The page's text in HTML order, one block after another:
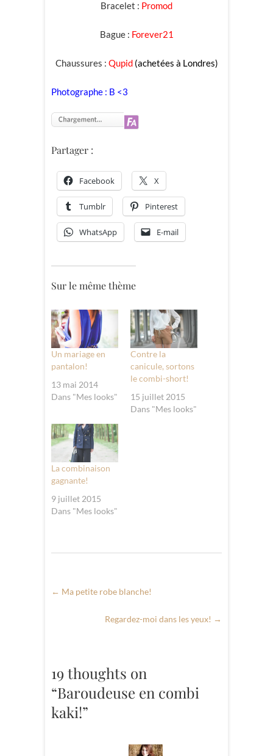
Bracelet : Promod
Bague : Forever21
Chaussures : Qupid (achetées à Londres)
Photographe : B <3
Partager :
Facebook X
Tumblr Pinterest
WhatsApp E-mail
Sur le même thème
Un mariage en
pantalon!
13 mai 2014
Dans "Mes looks"
Contre la
canicule, sortons
le combi-short!
15 juillet 2015
Dans "Mes looks"
La combinaison
gagnante!
9 juillet 2015
Dans "Mes looks"
← Ma petite robe blanche!
Regardez-moi dans les yeux! →
19 thoughts on
“Baroudeuse en combi
kaki!”